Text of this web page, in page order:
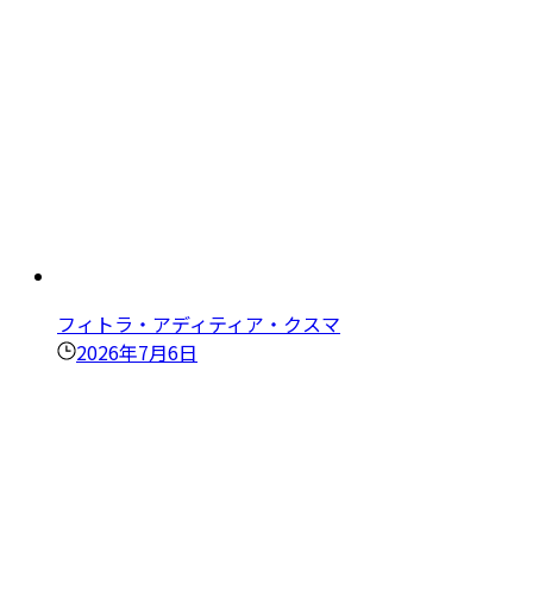
フィトラ・アディティア・クスマ
2026年7月6日